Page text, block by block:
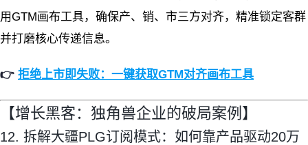
用GTM画布工具，确保产、销、市三方对齐，精准锁定客群
并打磨核心传递信息。
👉 拒绝上市即失败：一键获取GTM对齐画布工具
【增长黑客：独角兽企业的破局案例】
12. 拆解大疆PLG订阅模式：如何靠产品驱动20万